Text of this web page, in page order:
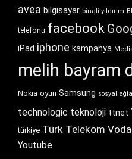
avea bilgisayar binali yıldırım
telefonu facebook
iPad iphone kampanya
melih bayram
Nokia oyun Samsung sosyal
technologic teknoloji ttnet
türkiye Türk Telekom
Youtube